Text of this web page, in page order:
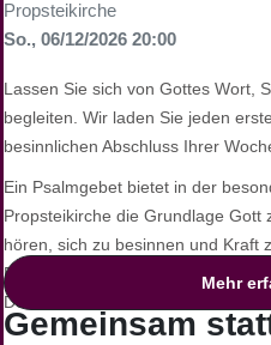
Ein erfahrenes Team steht Ihnen
Hubertus Wand
Pastor Georg Birwer
Schwester Maria
Kontakt für Rückfragen
Pfarrbüro Sankt Johannes
Propsteikirche
So., 06/12/2026 20:00
Lassen Sie sich von Gottes Wort,
begleiten. Wir laden Sie jeden
besinnlichen Abschluss Ihrer
Ein Psalmgebet bietet in der
Propsteikirche die Grundlage Gott
hören, sich zu besinnen und Kraft
Ballhorn, Alttestamentler der TU
Dekanatskirchenmusiker Simon
einen Abend voller Stille und
Mehr
Gemeinsam